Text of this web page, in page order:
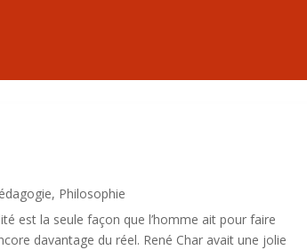
, Philosophie
est la seule façon que l’homme ait pour faire
davantage du réel. René Char avait une jolie